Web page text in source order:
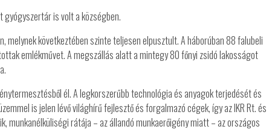
gyógyszertár is volt a községben.
melynek következtében szinte teljesen elpusztult. A háborúban 88 falubeli
emlékművet. A megszállás alatt a mintegy 80 főnyi zsidó lakosságot
él. A legkorszerűbb technológia és anyagok terjedését és
is jelen lévő világhírű fejlesztő és forgalmazó cégek, így az IKR Rt. és
munkanélküliségi rátája – az állandó munkaerőigény miatt – az országos